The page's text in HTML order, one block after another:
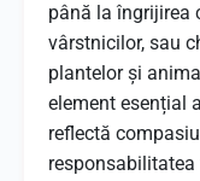
până la îngrijirea
vârstnicilor, sau
plantelor și
element esențial
reflectă